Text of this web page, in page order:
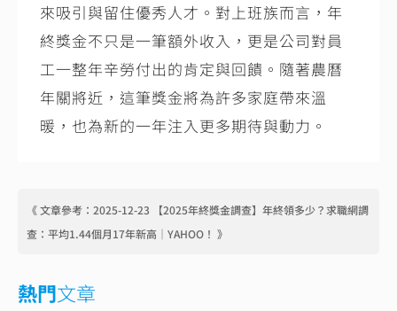
來吸引與留住優秀人才。對上班族而言，年
終獎金不只是一筆額外收入，更是公司對員
工一整年辛勞付出的肯定與回饋。隨著農曆
年關將近，這筆獎金將為許多家庭帶來溫
暖，也為新的一年注入更多期待與動力。
《 文章參考：2025-12-23 【2025年終獎金調查】年終領多少？求職網調
查：平均1.44個月17年新高 ｜YAHOO！ 》
熱門文章